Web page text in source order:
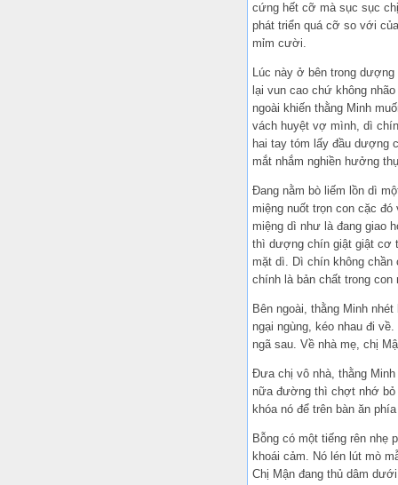
cứng hết cỡ mà sục sục
phát triển quá cỡ so với
mỉm cười.
Lúc này ở bên trong
lại vun cao chứ không
ngoài khiến thằng Minh
vách huyệt vợ mình, dì
hai tay tóm lấy đầu dượng
mắt nhắm nghiền hưởng
Đang nằm bò liếm lồn dì
miệng nuốt trọn con cặc
miệng dì như là đang giao
thì dượng chín giật giật cơ
mặt dì. Dì chín không chần
chính là bản chất trong
Bên ngoài, thằng Minh
ngại ngùng, kéo nhau đi
ngã sau. Về nhà mẹ, chị
Đưa chị vô nhà, thằng
nữa đường thì chợt nhớ
khóa nó để trên bàn ăn
Bỗng có một tiếng rên nhẹ
khoái cảm. Nó lén lút mò
Chị Mận đang thủ dâm